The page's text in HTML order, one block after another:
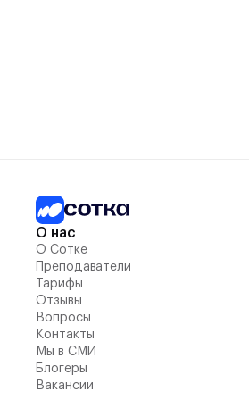
О нас
О Сотке
Преподаватели
Тарифы
Отзывы
Вопросы
Контакты
Мы в СМИ
Блогеры
Вакансии